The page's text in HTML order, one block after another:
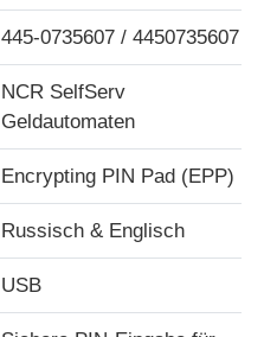
445-0735607 / 4450735607
NCR SelfServ
Geldautomaten
Encrypting PIN Pad (EPP)
Russisch & Englisch
USB